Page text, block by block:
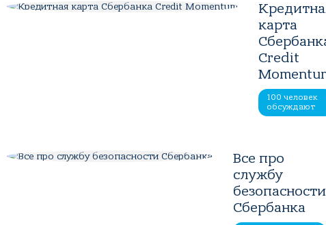
карта
Credit
100 человек
обсуждают
Все про
службу
безопасности
Сбербанка